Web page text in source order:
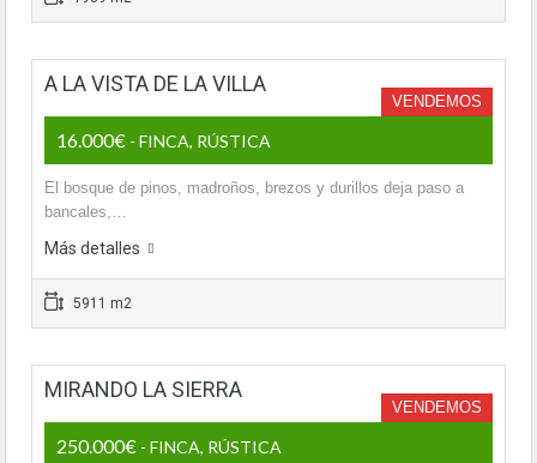
A LA VISTA DE LA VILLA
VENDEMOS
16.000€ - FINCA, RÚSTICA
El bosque de pinos, madroños, brezos y durillos deja paso a
bancales,…
Más detalles
5911 m2
MIRANDO LA SIERRA
VENDEMOS
250.000€ - FINCA, RÚSTICA